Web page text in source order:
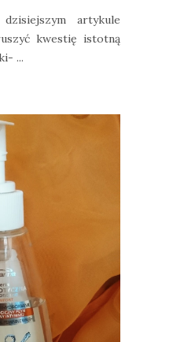
artykule
kwestię istotną
...